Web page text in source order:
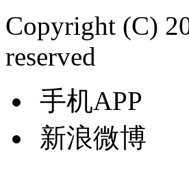
Copyright (C)
reserved
手机APP
新浪微博